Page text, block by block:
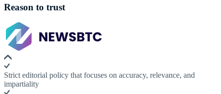
Reason to trust
Strict editorial policy that focuses on accuracy, relevance, and
impartiality